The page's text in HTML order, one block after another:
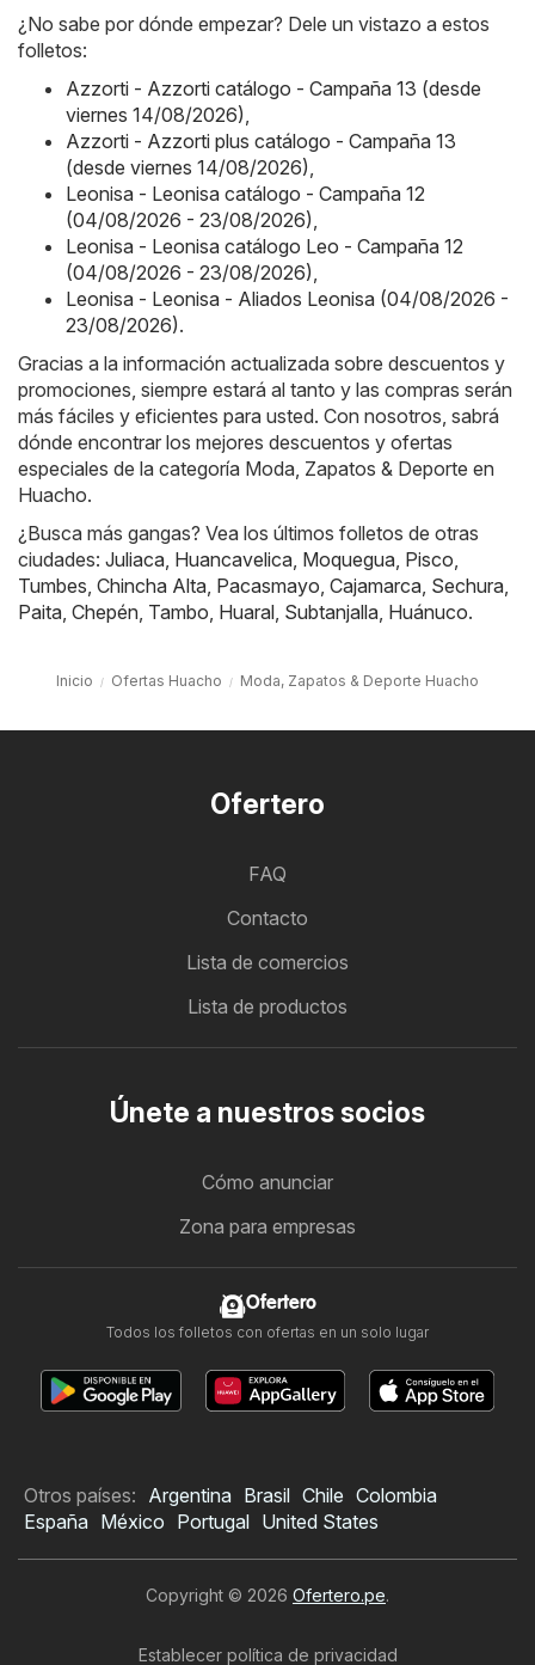
¿No sabe por dónde empezar? Dele un vistazo a estos
folletos:
Azzorti - Azzorti catálogo - Campaña 13 (desde
viernes 14/08/2026),
Azzorti - Azzorti plus catálogo - Campaña 13
(desde viernes 14/08/2026),
Leonisa - Leonisa catálogo - Campaña 12
(04/08/2026 - 23/08/2026),
Leonisa - Leonisa catálogo Leo - Campaña 12
(04/08/2026 - 23/08/2026),
Leonisa - Leonisa - Aliados Leonisa (04/08/2026 -
23/08/2026).
Gracias a la información actualizada sobre descuentos y
promociones, siempre estará al tanto y las compras serán
más fáciles y eficientes para usted. Con nosotros, sabrá
dónde encontrar los mejores descuentos y ofertas
especiales de la categoría Moda, Zapatos & Deporte en
Huacho.
¿Busca más gangas? Vea los últimos folletos de otras
ciudades: Juliaca, Huancavelica, Moquegua, Pisco,
Tumbes, Chincha Alta, Pacasmayo, Cajamarca, Sechura,
Paita, Chepén, Tambo, Huaral, Subtanjalla, Huánuco.
Inicio Ofertas Huacho Moda, Zapatos & Deporte Huacho
Ofertero
FAQ
Contacto
Lista de comercios
Lista de productos
Únete a nuestros socios
Cómo anunciar
Zona para empresas
Ofertero
Todos los folletos con ofertas en un solo lugar
Otros países: Argentina Brasil Chile Colombia
España México Portugal United States
Copyright © 2026 Ofertero.pe.
Establecer política de privacidad